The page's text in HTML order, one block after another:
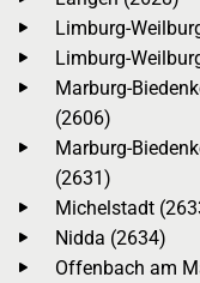
Limburg-
Limburg-
Marburg-
(2606)
Marburg-
(2631)
Michelstadt
Nidda (2634)
Offenbach am